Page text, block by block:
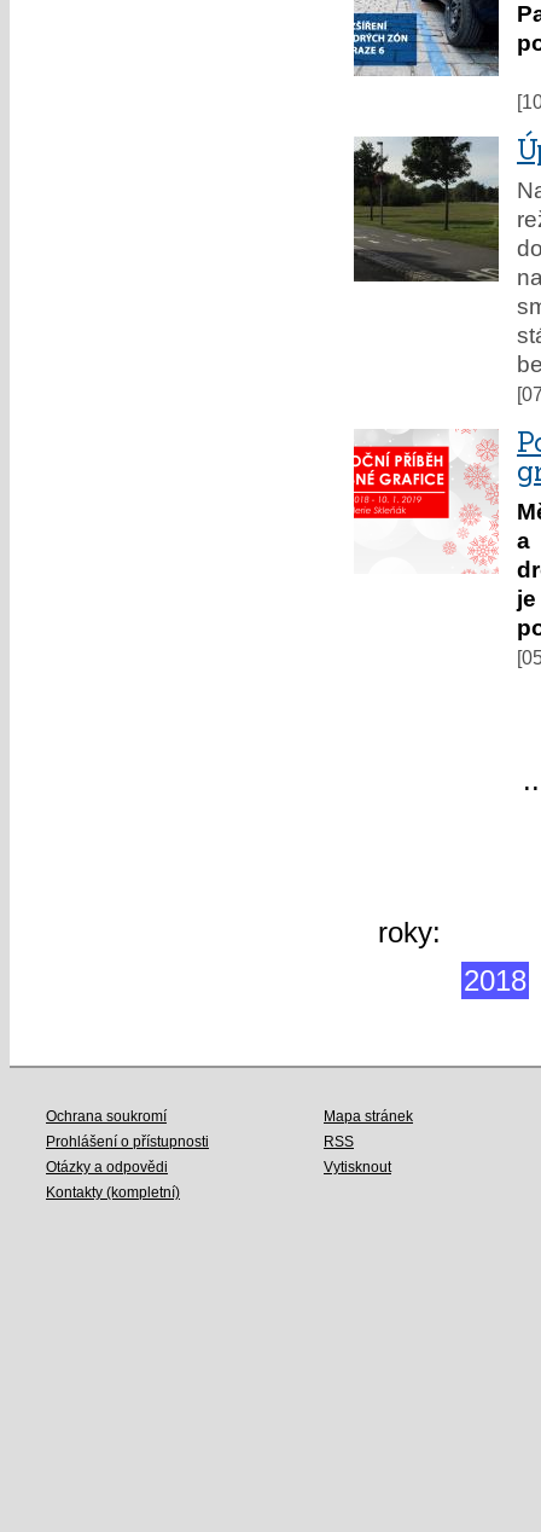
a
roky:
2018
Ochrana soukromí
Prohlášení o přístupnosti
Otázky a odpovědi
Kontakty (kompletní)
Mapa stránek
RSS
Vytisknout